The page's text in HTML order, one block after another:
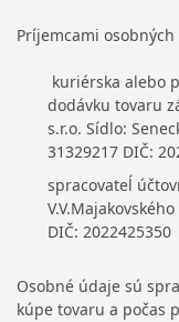
Príjemcami
kuriérska alebo
dodávku tovaru
s.r.o. Sídlo:
31329217 DIČ:
spracovateĺ
DIČ: 2022425350
Osobné údaje sú
kúpe tovaru a počas